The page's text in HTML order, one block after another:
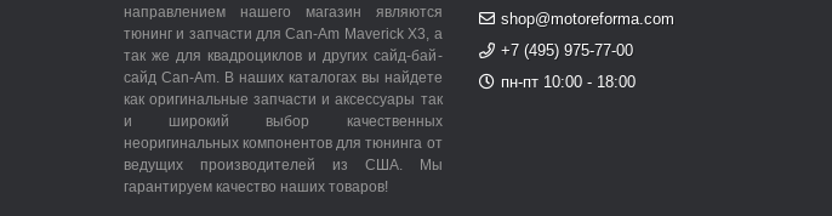
направлением нашего магазин являются
тюнинг и запчасти для Can-Am Maverick X3, а
так же для квадроциклов и других сайд-бай-
сайд Can-Am. В наших каталогах вы найдете
как оригинальные запчасти и аксессуары так
и широкий выбор качественных
неоригинальных компонентов для тюнинга от
ведущих производителей из США. Мы
гарантируем качество наших товаров!
shop@motoreforma.com
+7 (495) 975-77-00
пн-пт 10:00 - 18:00